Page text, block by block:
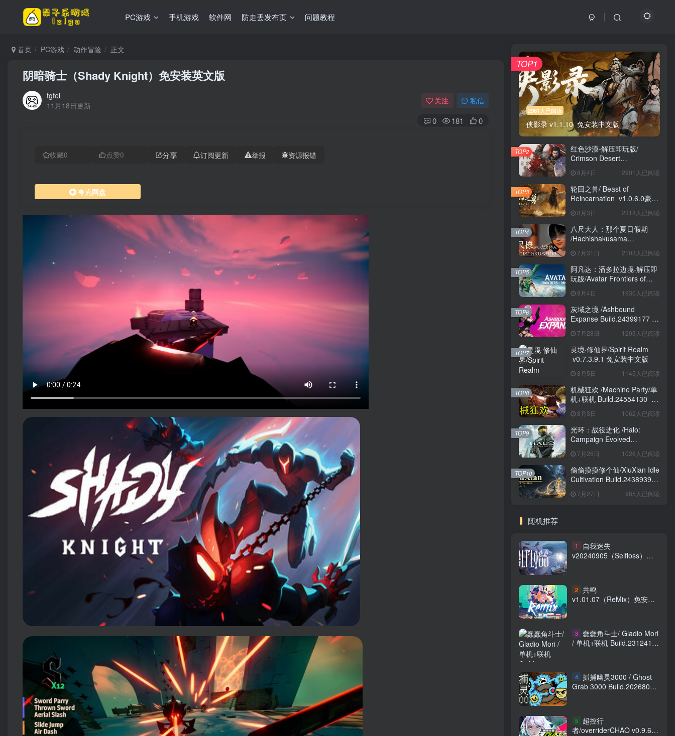
PC游戏 手机游戏 软件网 防走丢发布页 问题教程
首页 PC游戏 动作冒险 正文
阴暗骑士（Shady Knight）免安装英文版
tgfei
11月18日更新
关注 私信
0 181 0
收藏0 点赞0 分享 订阅更新 举报 资源报错
夸克网盘
2961人已阅读
侠影录 v1.1.10 免安装中文版
TOP1
红色沙漠-解压即玩版/
Crimson Desert
安装中文版
8月4日 2901人已阅读
TOP2
轮回之兽/ Beast of
Reincarnation v1.0.6.0豪华
8月3日 2318人已阅读
TOP3
八尺大人：那个夏日假期
/Hachishakusama
版 7月31日 2103人已阅读
TOP4
阿凡达：潘多拉边境-解压即
玩版/Avatar Frontiers of
安装中文版
8月4日 1930人已阅读
TOP5
灰域之境 /Ashbound
Expanse Build.24399177 免
7月28日 1203人已阅读
TOP6
灵境·修仙界/Spirit Realm
v0.7.3.9.1 免安装中文版
8月5日 1145人已阅读
TOP7
机械狂欢 /Machine Party/单
机+联机 Build.24554130 免
8月3日 1062人已阅读
TOP8
光环：战役进化 /Halo:
Campaign Evolved
版 7月26日 1026人已阅读
TOP9
偷偷摸摸修个仙/XiuXian Idle
Cultivation Build.24389399
7月27日 985人已阅读
TOP10
随机推荐
1
自我迷失
v20240905（Selfloss）免
2 共鸣
v1.01.07（ReMix）免安装
3 蠢蠢角斗士/ Gladio Mori
/ 单机+联机 Build.23124189
4 抓捕幽灵3000 / Ghost
Grab 3000 Build.20268076
5
超控行
者/overriderCHAO v0.9.6